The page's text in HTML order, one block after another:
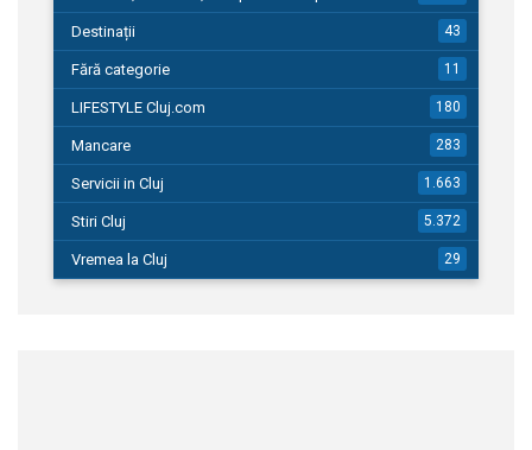
Destinații 43
Fără categorie 11
LIFESTYLE Cluj.com 180
Mancare 283
Servicii in Cluj 1.663
Stiri Cluj 5.372
Vremea la Cluj 29